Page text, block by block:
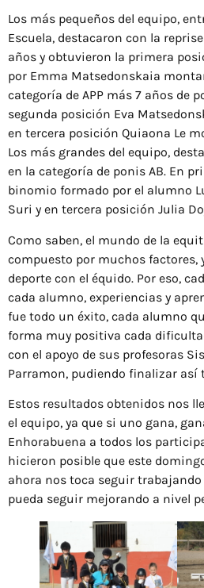
Los más pequeños del equipo,
Escuela, destacaron con la
años y obtuvieron la primera
por Emma Matsedonskaia
categoría de APP más 7 años de
segunda posición Eva
en tercera posición Quiaona Le
Los más grandes del equipo,
en la categoría de ponis AB. En
binomio formado por el alumno
Suri y en tercera posición Julia
Como saben, el mundo de la
compuesto por muchos factores,
deporte con el équido. Por eso,
cada alumno, experiencias y
fue todo un éxito, cada alumno
forma muy positiva cada
con el apoyo de sus profesoras
Parramon, pudiendo finalizar así
Estos resultados obtenidos nos
el equipo, ya que si uno gana,
Enhorabuena a todos los
hicieron posible que este
ahora nos toca seguir
pueda seguir mejorando a nivel